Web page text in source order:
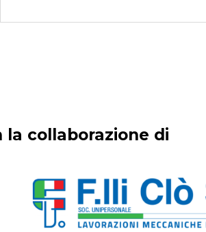
la collaborazione di